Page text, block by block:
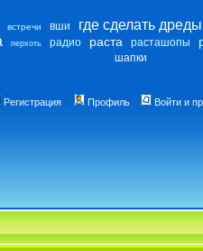
встречи вши где сделать дреды
перхоть радио раста расташопы
шапки
Регистрация Профиль Войти и